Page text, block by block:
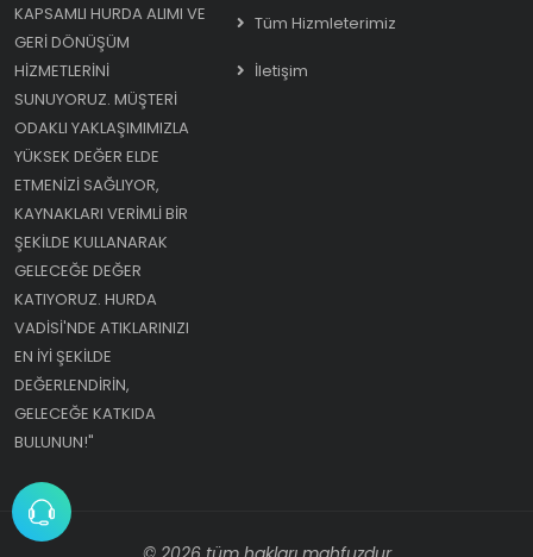
KAPSAMLI HURDA ALIMI VE
GERI DÖNÜŞÜM
HIZMETLERINI
SUNUYORUZ. MÜŞTERI
ODAKLI YAKLAŞIMIMIZLA
YÜKSEK DEĞER ELDE
ETMENIZI SAĞLIYOR,
KAYNAKLARI VERIMLI BIR
ŞEKILDE KULLANARAK
GELECEĞE DEĞER
KATIYORUZ. HURDA
VADISI'NDE ATIKLARINIZI
EN IYI ŞEKILDE
DEĞERLENDIRIN,
GELECEĞE KATKIDA
BULUNUN!"
Tüm Hizmleterimiz
İletişim